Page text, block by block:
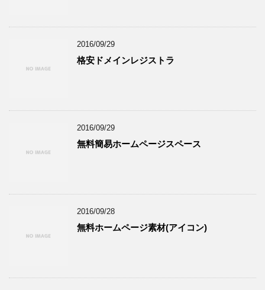
2016/09/29
格安ドメインレジストラ
2016/09/29
無料簡易ホームページスペース
2016/09/28
無料ホームページ素材(アイコン)